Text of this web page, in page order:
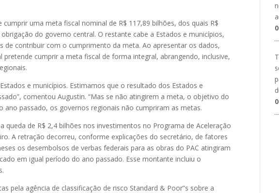
uma meta fiscal nominal de R$ 117,89 bilhões, dos quais R$
do governo central. O restante cabe a Estados e municípios,
de contribuir com o cumprimento da meta. Ao apresentar os dados,
cumprir a meta fiscal de forma integral, abrangendo, inclusive,
e municípios. Estimamos que o resultado dos Estados e
comentou Augustin. “Mas se não atingirem a meta, o objetivo do
ano passado, os governos regionais não cumpriram as metas.
de R$ 2,4 bilhões nos investimentos no Programa de Aceleração
A retração decorreu, conforme explicações do secretário, de fatores
os desembolsos de verbas federais para as obras do PAC atingiram
em igual período do ano passado. Esse montante incluiu o
pela agência de classificação de risco Standard & Poor”s sobre a